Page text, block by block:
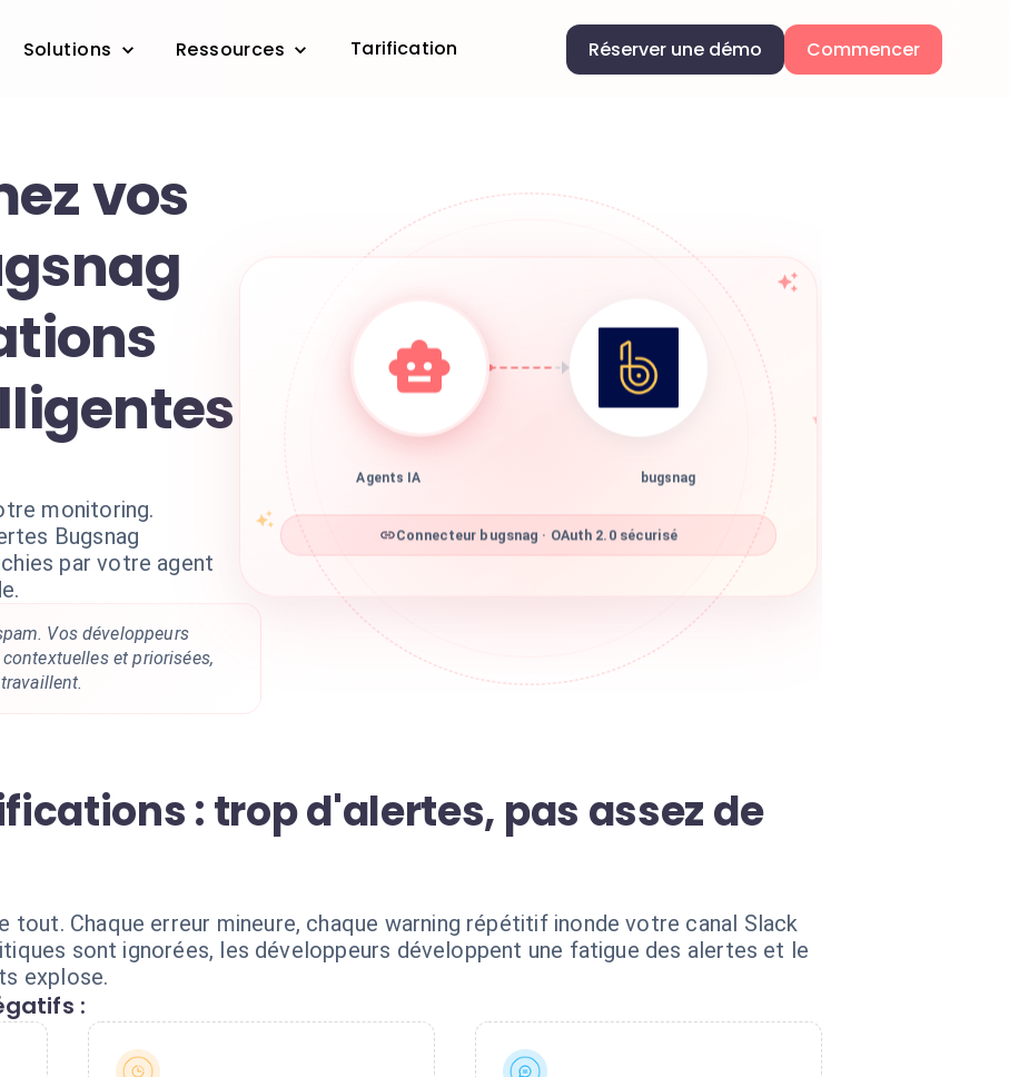
Solutions Ressources Tarification Réserver une démo Commencer
vos
monitoring.
Bugsnag
par votre agent
Vos développeurs
et priorisées,
Agents IA bugsnag
Connecteur bugsnag · OAuth 2.0 sécurisé
: trop d'alertes, pas assez de
tout. Chaque erreur mineure, chaque warning répétitif inonde votre canal Slack
sont ignorées, les développeurs développent une fatigue des alertes et le
explose.
: